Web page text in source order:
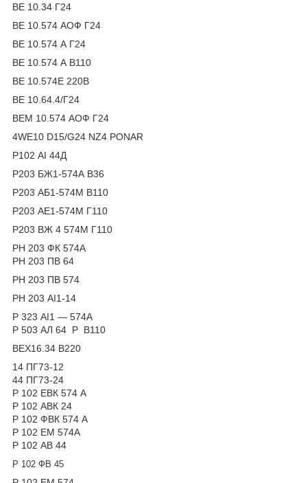
ВЕ 10.34 Г24
ВЕ 10.574 АОФ Г24
ВЕ 10.574 А Г24
ВЕ 10.574 А В110
ВЕ 10.574Е 220В
ВЕ 10.64.4/Г24
ВЕМ 10.574 АОФ Г24
4WE10 D15/G24 NZ4 PONAR
Р102 АІ 44Д
Р203 БЖ1-574А В36
Р203 АБ1-574М В110
Р203 АЕ1-574М Г110
Р203 ВЖ 4 574М Г110
РН 203 ФК 574А
РН 203 ПВ 64
РН 203 ПВ 574
РН 203 АІ1-14
Р 323 АІ1 — 574А
Р 503 АЛ 64 Р В110
ВЕХ16.34 В220
14 ПГ73-12
44 ПГ73-24
Р 102 ЕВК 574 А
Р 102 АВК 24
Р 102 ФВК 574 А
Р 102 ЕМ 574А
Р 102 АВ 44
Р 102 ФВ 45